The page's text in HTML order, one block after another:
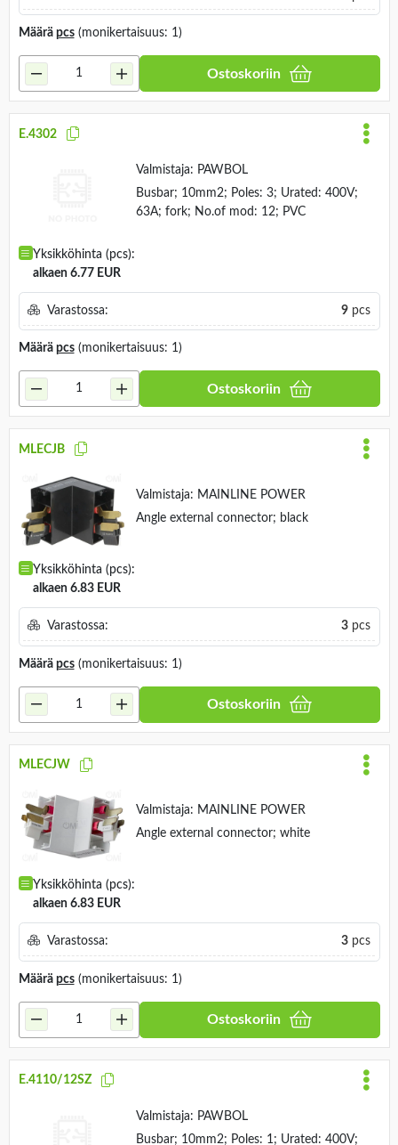
Määrä pcs(monikertaisuus: 1)
Ostoskoriin
E.4302
Valmistaja: PAWBOL
Busbar; 10mm2; Poles: 3; Urated: 400V;
63A; fork; No.of mod: 12; PVC
Yksikköhinta (pcs):
alkaen 6.77 EUR
Varastossa: 9pcs
Määrä pcs(monikertaisuus: 1)
Ostoskoriin
MLECJB
Valmistaja: MAINLINE POWER
Angle external connector; black
Yksikköhinta (pcs):
alkaen 6.83 EUR
Varastossa: 3pcs
Määrä pcs(monikertaisuus: 1)
Ostoskoriin
MLECJW
Valmistaja: MAINLINE POWER
Angle external connector; white
Yksikköhinta (pcs):
alkaen 6.83 EUR
Varastossa: 3pcs
Määrä pcs(monikertaisuus: 1)
Ostoskoriin
E.4110/12SZ
Valmistaja: PAWBOL
Busbar; 10mm2; Poles: 1; Urated: 400V;